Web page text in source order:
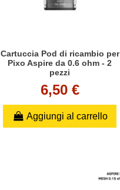
Cartuccia Pod di ricambio per
Pixo Aspire da 0.6 ohm - 2
pezzi
6,50 €
Aggiungi al carrello